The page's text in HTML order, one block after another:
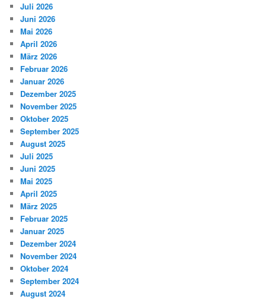
Juli 2026
Juni 2026
Mai 2026
April 2026
März 2026
Februar 2026
Januar 2026
Dezember 2025
November 2025
Oktober 2025
September 2025
August 2025
Juli 2025
Juni 2025
Mai 2025
April 2025
März 2025
Februar 2025
Januar 2025
Dezember 2024
November 2024
Oktober 2024
September 2024
August 2024